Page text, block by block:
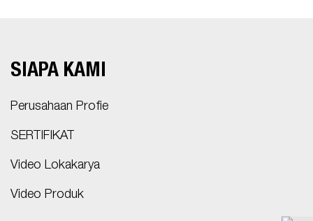
SIAPA KAMI
Perusahaan Profie
SERTIFIKAT
Video Lokakarya
Video Produk